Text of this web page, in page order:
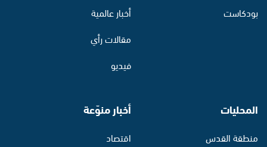
بودكاست
أخبار عالمية
مقالات رأي
فيديو
المحليات
منطقة القدس
أخبار منوّعة
اقتصاد